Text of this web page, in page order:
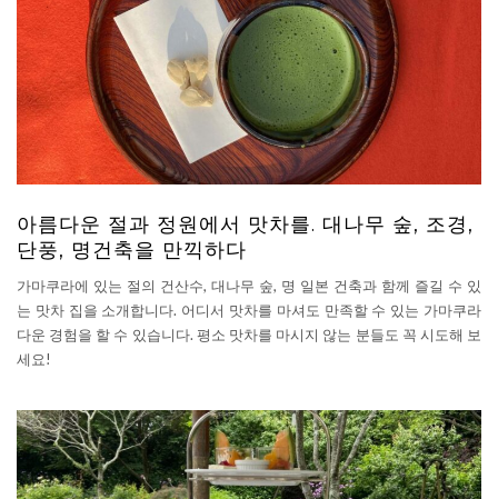
아름다운 절과 정원에서 맛차를. 대나무 숲, 조경,
단풍, 명건축을 만끽하다
가마쿠라에 있는 절의 건산수, 대나무 숲, 명 일본 건축과 함께 즐길 수 있
는 맛차 집을 소개합니다. 어디서 맛차를 마셔도 만족할 수 있는 가마쿠라
다운 경험을 할 수 있습니다. 평소 맛차를 마시지 않는 분들도 꼭 시도해 보
세요!